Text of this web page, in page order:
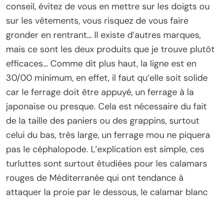
conseil, évitez de vous en mettre sur les doigts ou
sur les vêtements, vous risquez de vous faire
gronder en rentrant… Il existe d’autres marques,
mais ce sont les deux produits que je trouve plutôt
efficaces… Comme dit plus haut, la ligne est en
30/00 minimum, en effet, il faut qu’elle soit solide
car le ferrage doit être appuyé, un ferrage à la
japonaise ou presque. Cela est nécessaire du fait
de la taille des paniers ou des grappins, surtout
celui du bas, très large, un ferrage mou ne piquera
pas le céphalopode. L’explication est simple, ces
turluttes sont surtout étudiées pour les calamars
rouges de Méditerranée qui ont tendance à
attaquer la proie par le dessous, le calamar blanc